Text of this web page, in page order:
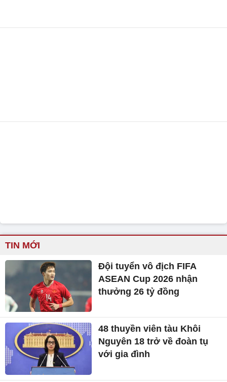
TIN MỚI
Đội tuyển vô địch FIFA
ASEAN Cup 2026 nhận
thưởng 26 tỷ đồng
48 thuyền viên tàu Khôi
Nguyên 18 trở về đoàn tụ
với gia đình